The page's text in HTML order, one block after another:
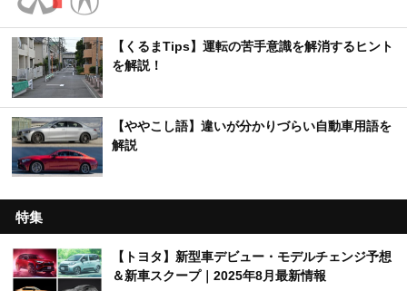
【くるまTips】運転の苦手意識を解消するヒント
を解説！
【ややこし語】違いが分かりづらい自動車用語を
解説
特集
【トヨタ】新型車デビュー・モデルチェンジ予想
＆新車スクープ｜2025年8月最新情報